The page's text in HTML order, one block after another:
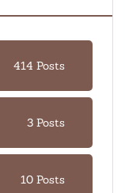
414 Posts
3 Posts
10 Posts